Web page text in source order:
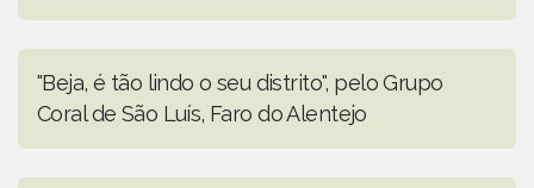
"Beja, é tão lindo o seu distrito", pelo Grupo
Coral de São Luís, Faro do Alentejo